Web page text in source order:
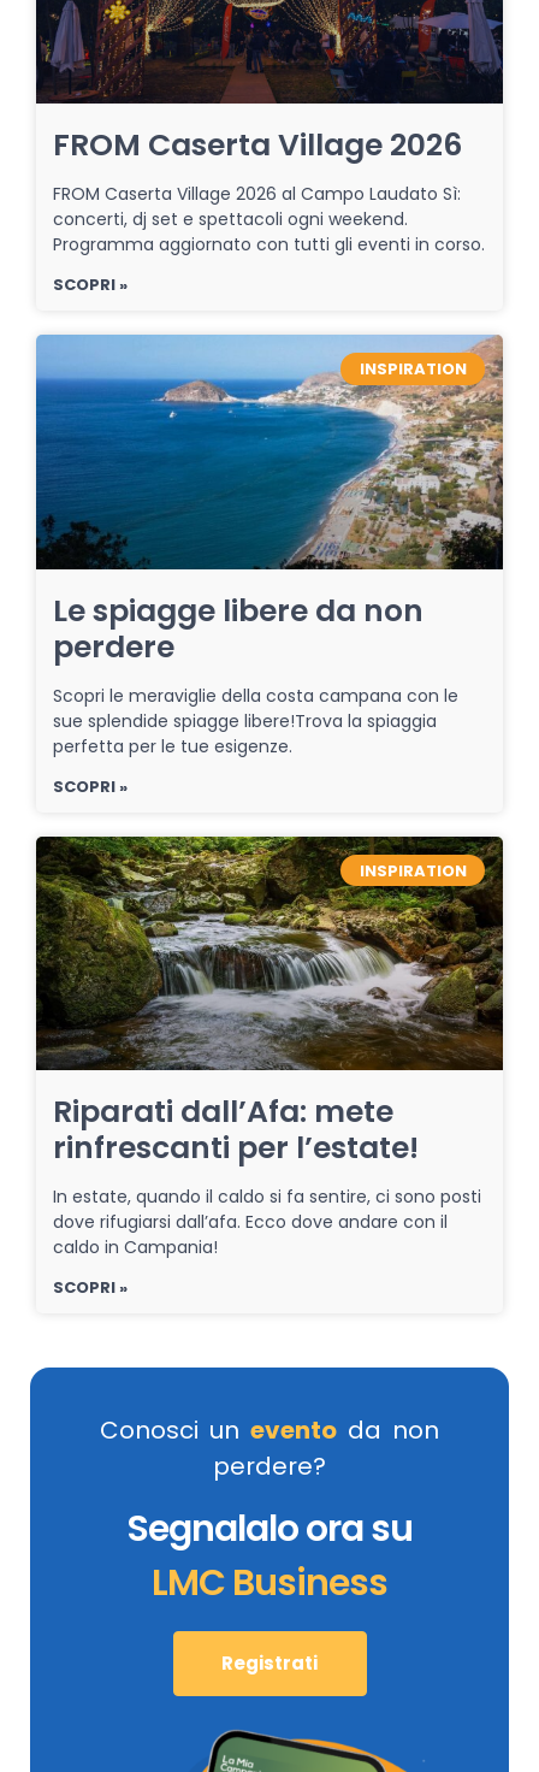
FROM Caserta Village 2026
FROM Caserta Village 2026 al Campo Laudato Sì:
concerti, dj set e spettacoli ogni weekend.
Programma aggiornato con tutti gli eventi in corso.
SCOPRI »
INSPIRATION
Le spiagge libere da non
perdere
Scopri le meraviglie della costa campana con le
sue splendide spiagge libere!Trova la spiaggia
perfetta per le tue esigenze.
SCOPRI »
INSPIRATION
Riparati dall’Afa: mete
rinfrescanti per l’estate!
In estate, quando il caldo si fa sentire, ci sono posti
dove rifugiarsi dall’afa. Ecco dove andare con il
caldo in Campania!
SCOPRI »
Conosci un evento da non
perdere?
Segnalalo ora su
LMC Business
Registrati